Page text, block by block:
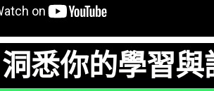
洞悉你的學習